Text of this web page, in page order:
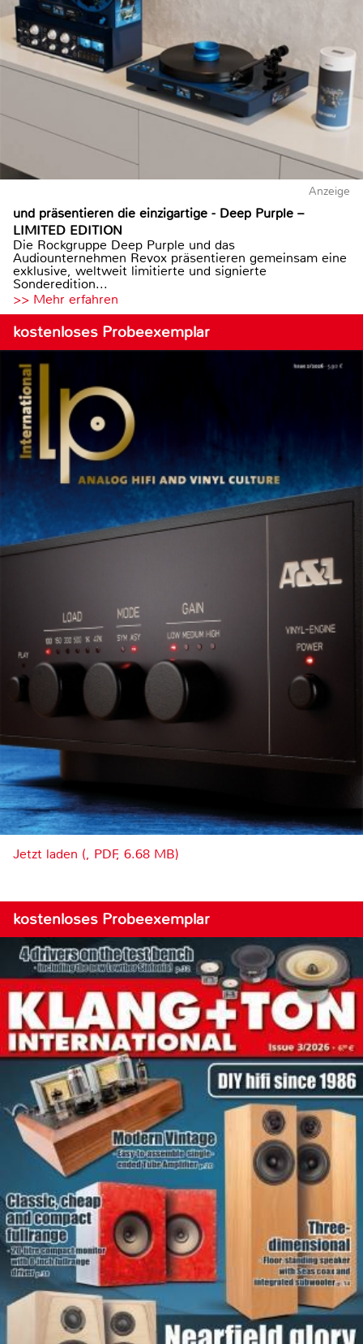
Anzeige
und präsentieren die einzigartige - Deep Purple –
LIMITED EDITION
Die Rockgruppe Deep Purple und das
Audiounternehmen Revox präsentieren gemeinsam eine
exklusive, weltweit limitierte und signierte
Sonderedition...
>> Mehr erfahren
kostenloses Probeexemplar
Jetzt laden (, PDF, 6.68 MB)
kostenloses Probeexemplar